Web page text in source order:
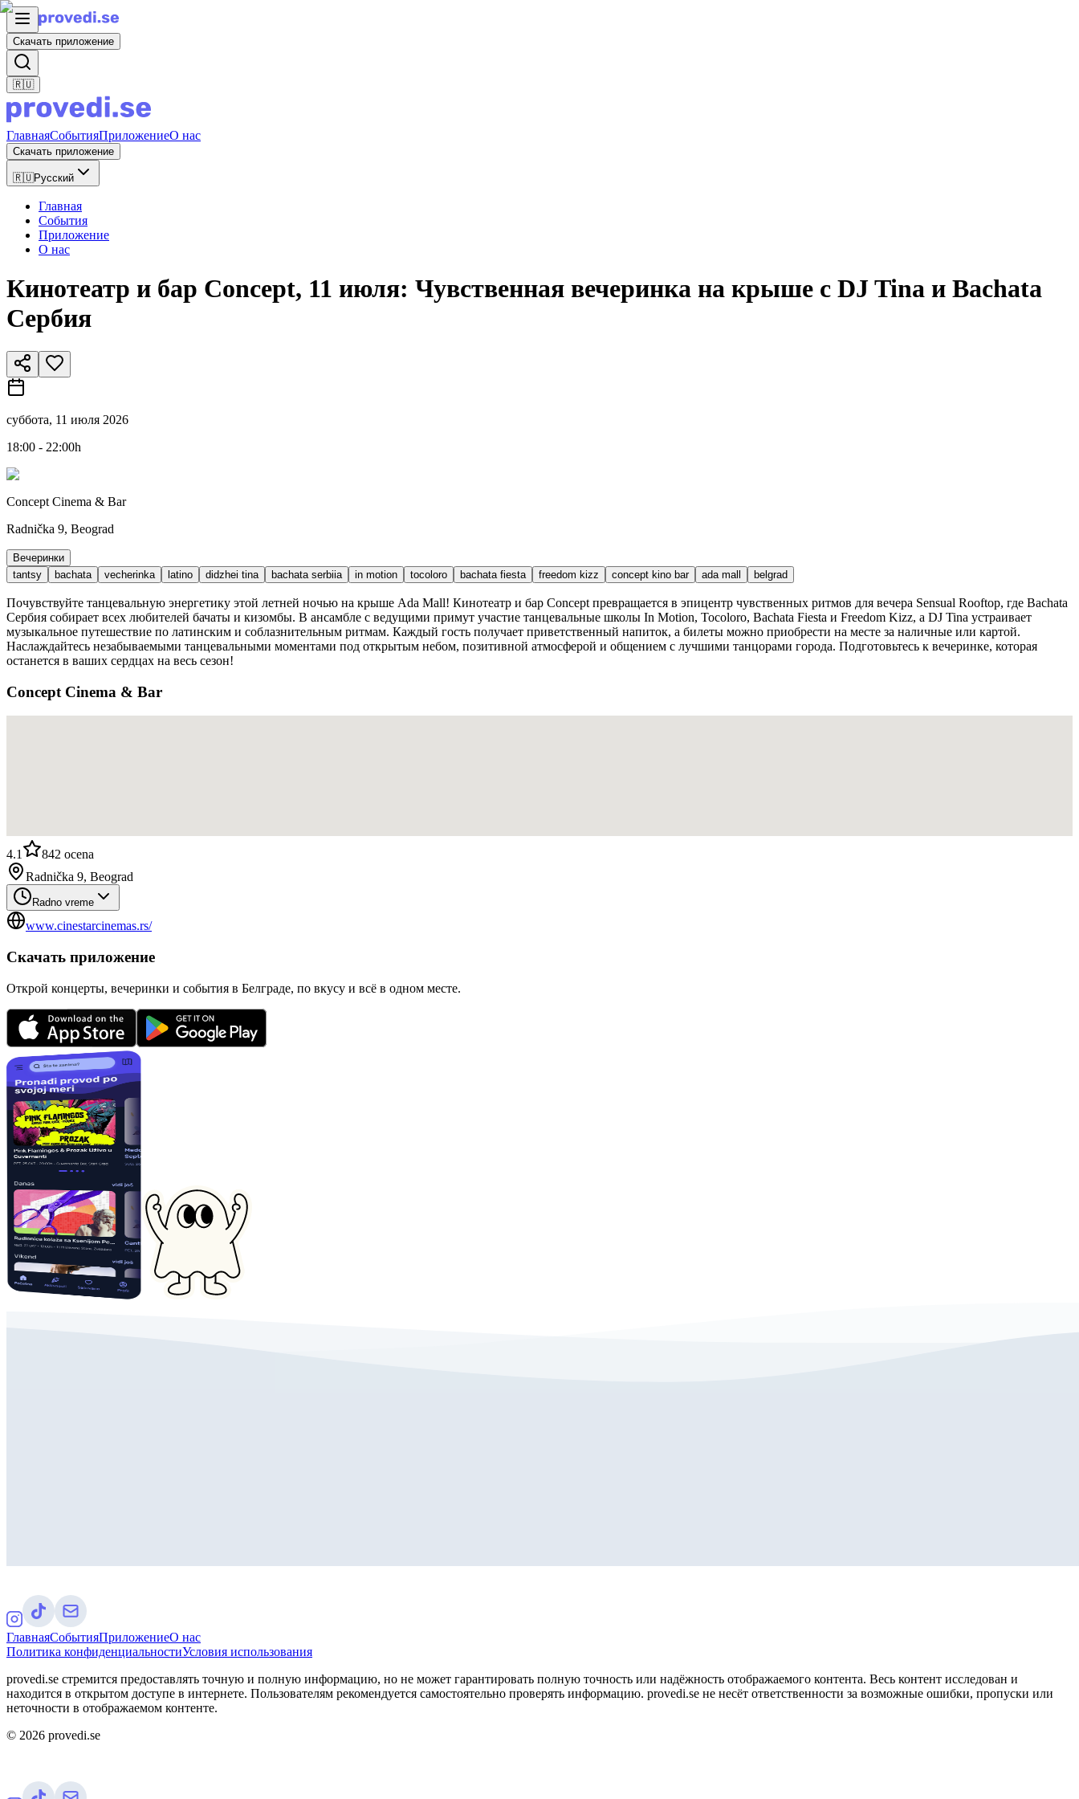
Скачать приложение
🇷🇺
ГлавнаяСобытияПриложениеО нас
Скачать приложение
🇷🇺Русский
Главная
События
Приложение
О нас
Кинотеатр и бар Concept, 11 июля: Чувственная вечеринка на крыше с DJ Tina и Bachata
Сербия
суббота, 11 июля 2026
18:00 - 22:00h
Concept Cinema & Bar
Radnička 9, Beograd
Вечеринки
tantsy
bachata vecherinka latino didzhei tina bachata serbiia in motion tocoloro bachata fiesta freedom kizz concept kino bar ada mall belgrad
Почувствуйте танцевальную энергетику этой летней ночью на крыше Ada Mall! Кинотеатр и бар Concept превращается в эпицентр чувственных ритмов для вечера Sensual Rooftop, где Bachata
Сербия собирает всех любителей бачаты и кизомбы. В ансамбле с ведущими примут участие танцевальные школы In Motion, Tocoloro, Bachata Fiesta и Freedom Kizz, а DJ Tina устраивает
музыкальное путешествие по латинским и соблазнительным ритмам. Каждый гость получает приветственный напиток, а билеты можно приобрести на месте за наличные или картой.
Наслаждайтесь незабываемыми танцевальными моментами под открытым небом, позитивной атмосферой и общением с лучшими танцорами города. Подготовьтесь к вечеринке, которая
останется в ваших сердцах на весь сезон!
Concept Cinema & Bar
4.1 842 ocena
Radnička 9, Beograd
Radno vreme
www.cinestarcinemas.rs/
Скачать приложение
Открой концерты, вечеринки и события в Белграде, по вкусу и всё в одном месте.
ГлавнаяСобытияПриложениеО нас
Политика конфиденциальностиУсловия использования
provedi.se стремится предоставлять точную и полную информацию, но не может гарантировать полную точность или надёжность отображаемого контента. Весь контент исследован и
находится в открытом доступе в интернете. Пользователям рекомендуется самостоятельно проверять информацию. provedi.se не несёт ответственности за возможные ошибки, пропуски или
неточности в отображаемом контенте.
© 2026 provedi.se